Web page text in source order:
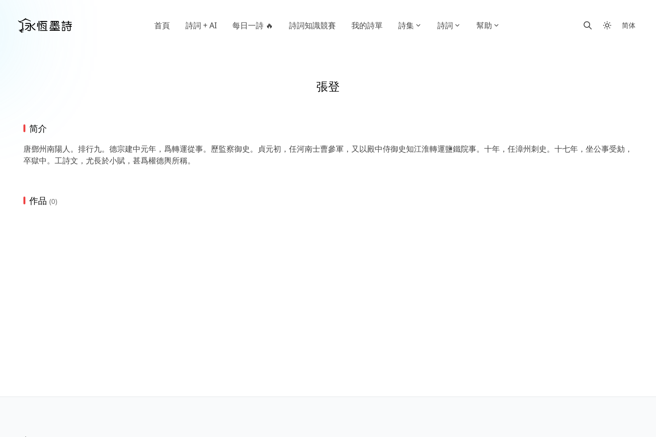
首頁 詩詞 + AI 每日一詩 🔥 詩詞知識競賽 我的詩單 詩集 詩詞 幫助 简体
張登
简介
唐鄧州南陽人。排行九。德宗建中元年，爲轉運從事。歷監察御史。貞元初，任河南士曹參軍，又以殿中侍御史知江淮轉運鹽鐵院事。十年，任漳州刺史。十七年，坐公事受劾，
卒獄中。工詩文，尤長於小賦，甚爲權德輿所稱。
作品 (0)